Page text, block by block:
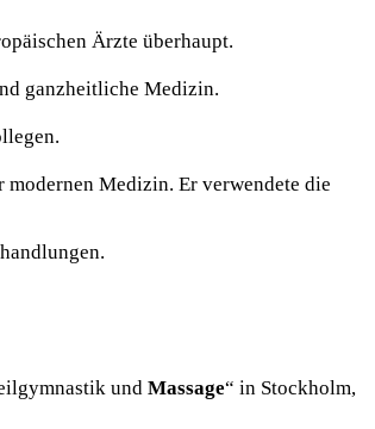
Ärzte überhaupt.
ganzheitliche Medizin.
Medizin. Er verwendete die
und Massage“ in Stockholm,